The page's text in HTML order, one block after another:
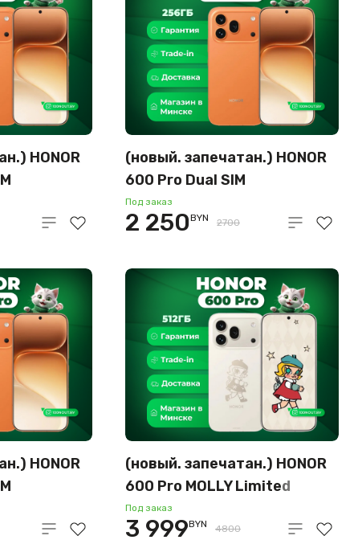
HONOR
(новый. запечатан.) HONOR
600 Pro Dual SIM
12GB/256GB
международная версия
Под заказ
2 250BYN 2700
HONOR
(новый. запечатан.) HONOR
600 Pro MOLLY Limited
Edition Dual SIM 12GB/512GB
международная версия
Под заказ
3 999BYN 4800